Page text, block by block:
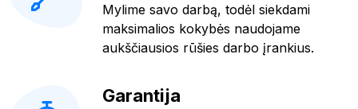
Mylime savo darbą, todėl siekdami
maksimalios kokybės naudojame
aukščiausios rūšies darbo įrankius.
Garantija